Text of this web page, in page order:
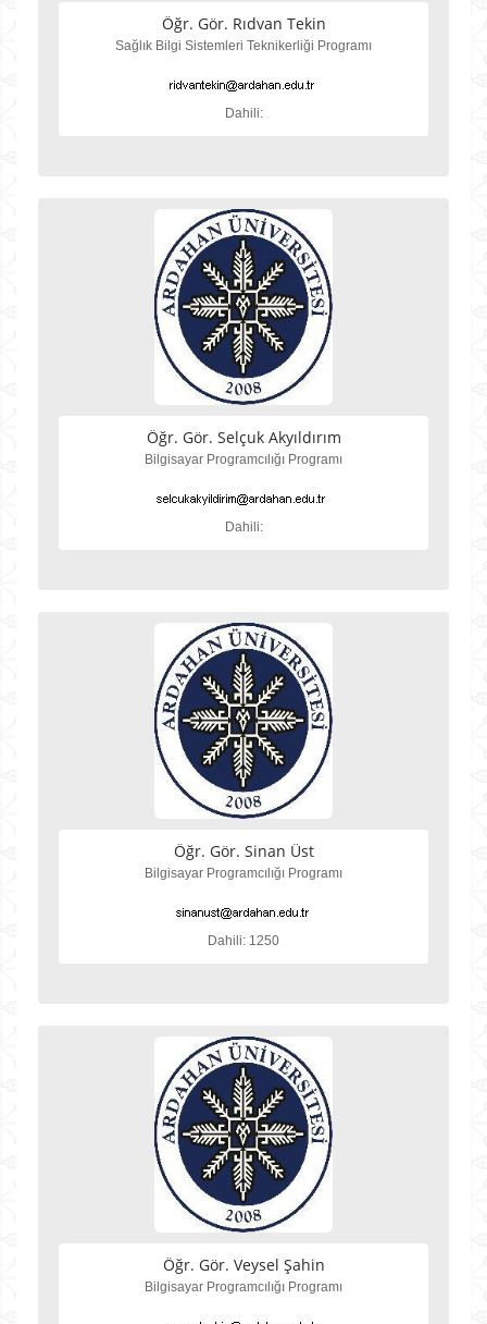
Öğr. Gör. Rıdvan Tekin
Sağlık Bilgi Sistemleri Teknikerliği Programı
Dahili:
Öğr. Gör. Selçuk Akyıldırım
Bilgisayar Programcılığı Programı
Dahili:
Öğr. Gör. Sinan Üst
Bilgisayar Programcılığı Programı
Dahili: 1250
Öğr. Gör. Veysel Şahin
Bilgisayar Programcılığı Programı